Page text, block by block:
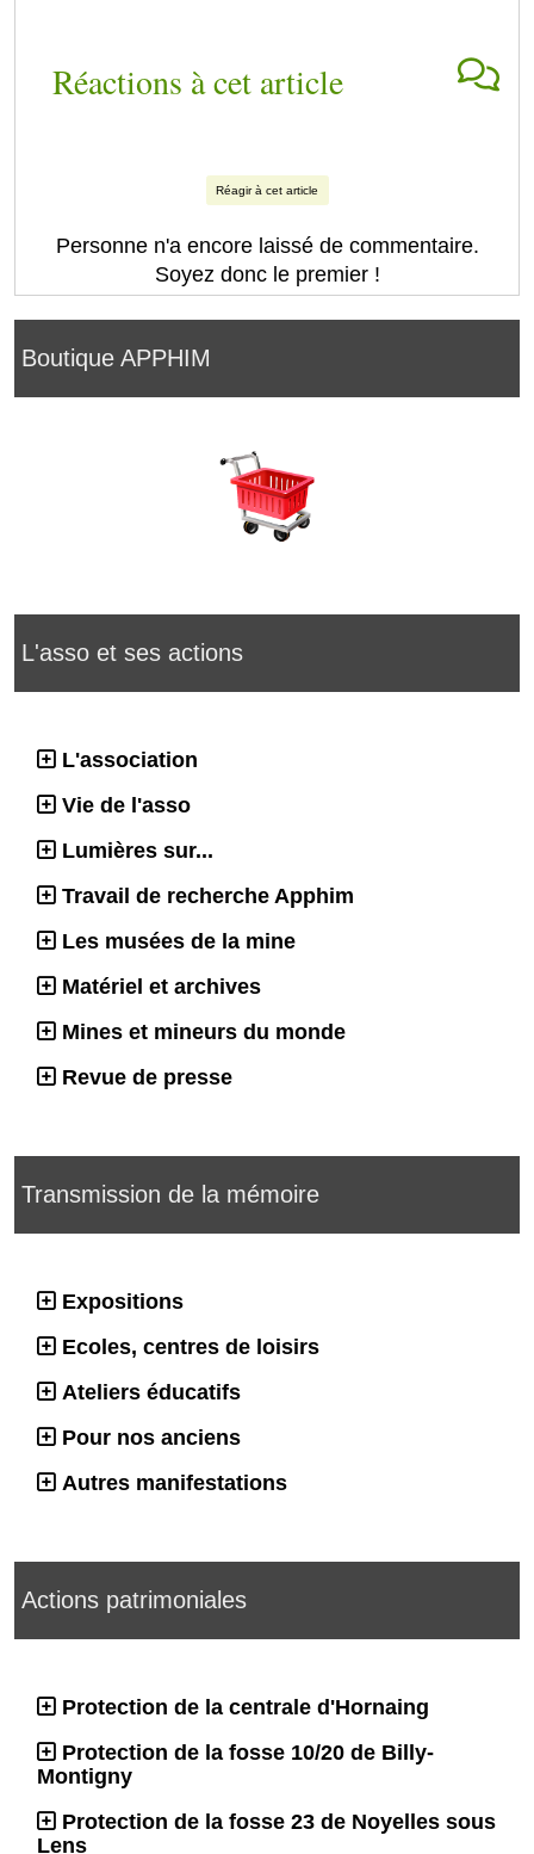
Boutique APPHIM
L'asso et ses actions
L'association
Vie de l'asso
Lumières sur...
Travail de recherche Apphim
Les musées de la mine
Matériel et archives
Mines et mineurs du monde
Revue de presse
Transmission de la mémoire
Expositions
Ecoles, centres de loisirs
Ateliers éducatifs
Pour nos anciens
Autres manifestations
Actions patrimoniales
Protection de la centrale d'Hornaing
Protection de la fosse 10/20 de Billy-
Montigny
Protection de la fosse 23 de Noyelles sous
Lens
Réactions à cet article
Réagir à cet article
Personne n'a encore laissé de commentaire.
Soyez donc le premier !